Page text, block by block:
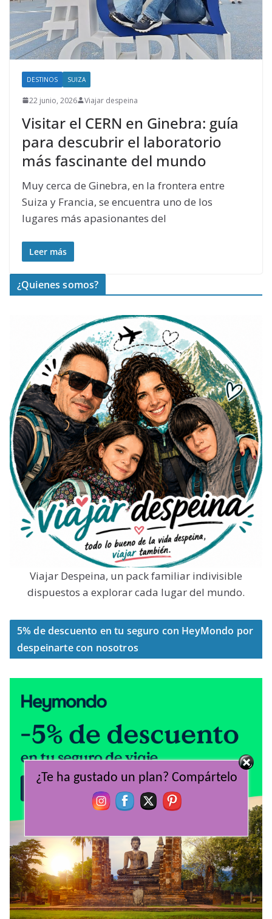
DESTINOS SUIZA
22 junio, 2026 Viajar despeina
Visitar el CERN en Ginebra: guía
para descubrir el laboratorio
más fascinante del mundo
Muy cerca de Ginebra, en la frontera entre
Suiza y Francia, se encuentra uno de los
lugares más apasionantes del
Leer más
¿Quienes somos?
Viajar Despeina, un pack familiar indivisible
dispuestos a explorar cada lugar del mundo.
5% de descuento en tu seguro con HeyMondo por
despeinarte con nosotros
¿Te ha gustado un plan? Compártelo